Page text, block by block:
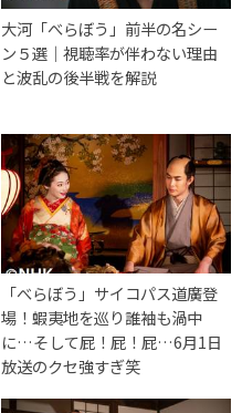
大河「べらぼう」前半の名シー
ン５選｜視聴率が伴わない理由
と波乱の後半戦を解説
「べらぼう」サイコパス道廣登
場！蝦夷地を巡り誰袖も渦中
に…そして屁！屁！屁…6月1日
放送のクセ強すぎ笑